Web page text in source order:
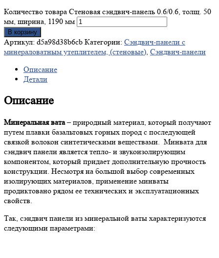
Количество товара Стеновая сэндвич-панель 0.6/0.6, толщ. 50
мм, ширина, 1190 мм
В корзину
Артикул: d5a98d38b6cb Категории: Сэндвич-панели с
минераловатным утеплителем, (стеновые), Сэндвич-панели
Описание
Детали
Описание
Минеральная вата– природный материал, который получают
путем плавки базальтовых горных пород с последующей
связкой волокон синтетическими веществами. Минвата для
сэндвич панели является тепло- и звукоизолирующим
компонентом, который придает дополнительную прочность
конструкции. Несмотря на большой выбор современных
изолирующих материалов, применение минваты
продиктовано рядом ее технических и эксплуатационных
свойств.
Так, сэндвич панели из минеральной ваты характеризуются
следующими параметрами: